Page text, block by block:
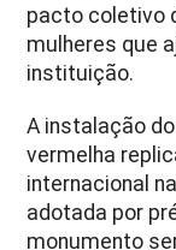
pacto coletivo
mulheres que
instituição.
A instalação
vermelha
internacional
adotada por
monumento